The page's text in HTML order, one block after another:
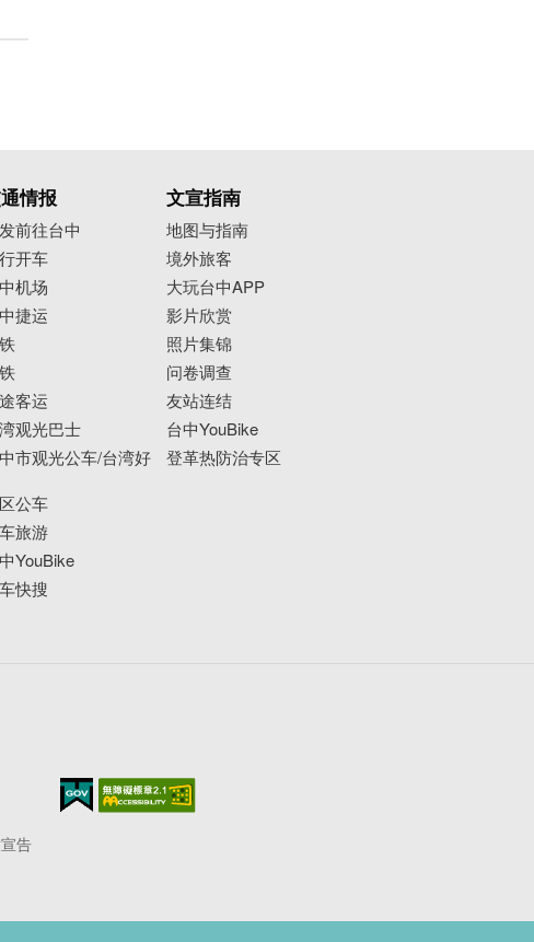
情报
前往台中
开车
机场
捷运
客运
观光巴士
市观光公车/台湾好
公车
旅游
YouBike
快搜
文宣指南
地图与指南
境外旅客
大玩台中APP
影片欣赏
照片集锦
问卷调查
友站连结
台中YouBike
登革热防治专区
告